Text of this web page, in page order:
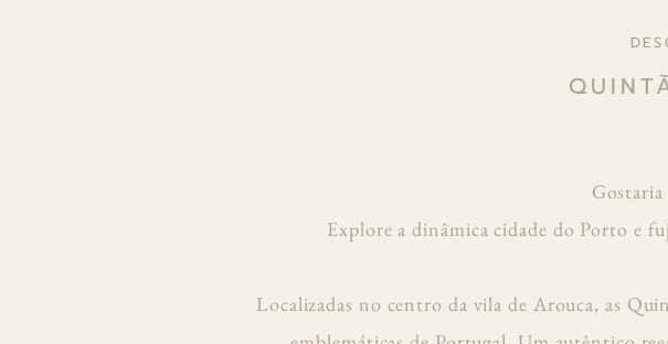
Explore a dinâmica cidade do Porto e
Localizadas no centro da vila de Arouca, as